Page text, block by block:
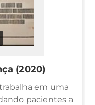
(2020)
em uma
pacientes a